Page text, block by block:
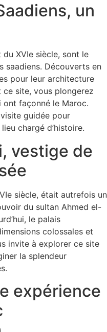
un
du XVIe siècle, sont le
saadiens. Découverts en
pour leur architecture
site, vous plongerez
ont façonné le Maroc.
guidée pour
chargé d’histoire.
vestige de
siècle, était autrefois un
du sultan Ahmed el-
le palais
colossales et
invite à explorer ce site
la splendeur
expérience